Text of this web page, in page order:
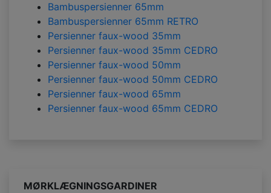
Bambuspersienner 65mm
Bambuspersienner 65mm RETRO
Persienner faux-wood 35mm
Persienner faux-wood 35mm CEDRO
Persienner faux-wood 50mm
Persienner faux-wood 50mm CEDRO
Persienner faux-wood 65mm
Persienner faux-wood 65mm CEDRO
MØRKLÆGNINGSGARDINER